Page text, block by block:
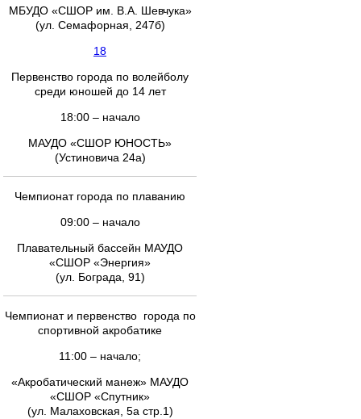
МБУДО «СШОР им. В.А. Шевчука»
(ул. Семафорная, 247б)
18
Первенство города по волейболу
среди юношей до 14 лет
18:00 – начало
МАУДО «СШОР ЮНОСТЬ»
(Устиновича 24а)
Чемпионат города по плаванию
09:00 – начало
Плавательный бассейн МАУДО
«СШОР «Энергия»
(ул. Бограда, 91)
Чемпионат и первенство города по
спортивной акробатике
11:00 – начало;
«Акробатический манеж» МАУДО
«СШОР «Спутник»
(ул. Малаховская, 5а стр.1)